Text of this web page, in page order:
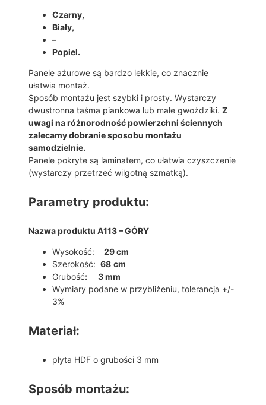
A
1
3
Czarny,
Biały,
–
Popiel.
Panele ażurowe są bardzo lekkie, co znacznie
ułatwia montaż.
Sposób montażu jest szybki i prosty. Wystarczy
dwustronna taśma piankowa lub małe gwoździki. Z
uwagi na różnorodność powierzchni ściennych
zalecamy dobranie sposobu montażu
samodzielnie.
Panele pokryte są laminatem, co ułatwia czyszczenie
(wystarczy przetrzeć wilgotną szmatką).
Parametry produktu:
Nazwa produktu A113 – GÓRY
Wysokość: 29 cm
Szerokość: 68 cm
Grubość: 3 mm
Wymiary podane w przybliżeniu, tolerancja +/-
3%
Materiał:
płyta HDF o grubości 3 mm
Sposób montażu: